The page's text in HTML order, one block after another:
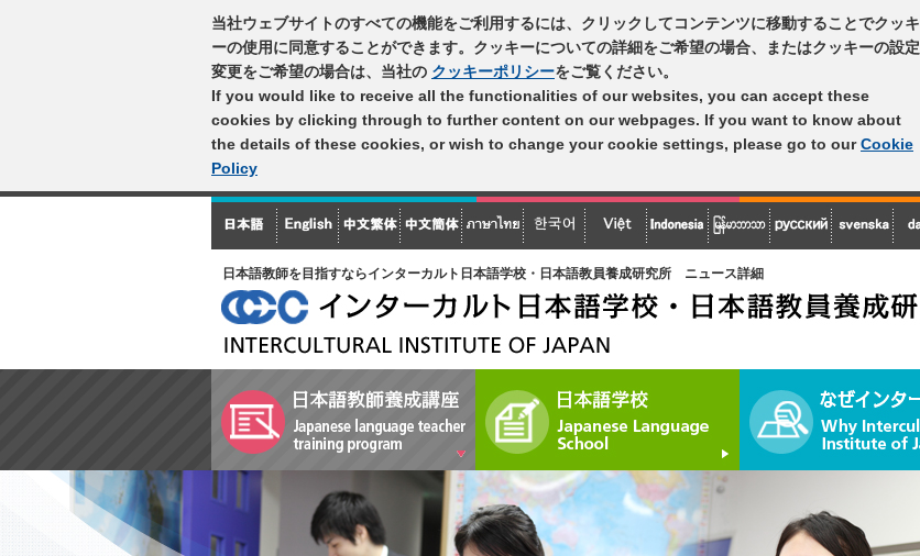
当社ウェブサイトのすべての機能をご利用するには、クリックしてコンテンツに移動することでクッキ
ーの使用に同意することができます。クッキーについての詳細をご希望の場合、またはクッキーの設定
変更をご希望の場合は、当社の クッキーポリシーをご覧ください。
If you would like to receive all the functionalities of our websites, you can accept these
cookies by clicking through to further content on our webpages. If you want to know about
the details of these cookies, or wish to change your cookie settings, please go to ourCookie
Policy
日本語教師を目指すならインターカルト日本語学校・日本語教員養成研究所 ニュース詳細